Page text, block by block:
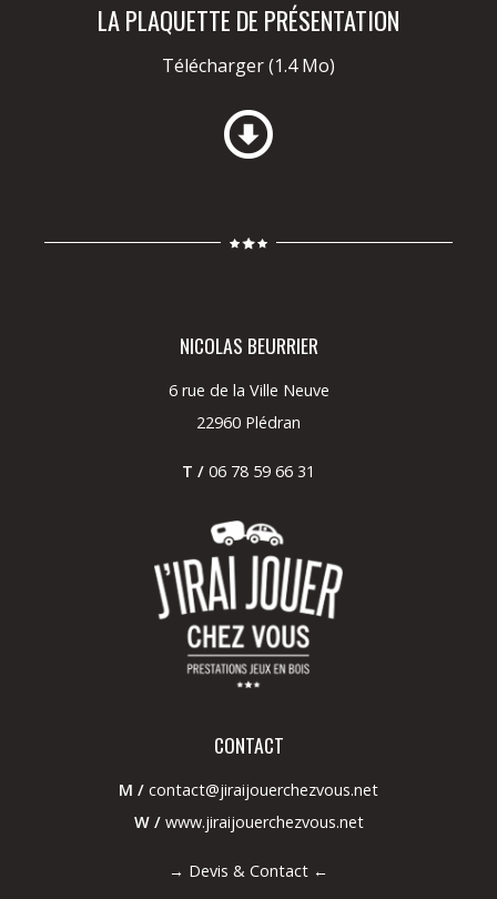
LA PLAQUETTE DE PRÉSENTATION
Télécharger(1.4 Mo)
NICOLAS BEURRIER
6 rue de la Ville Neuve
22960 Plédran
T / 06 78 59 66 31
CONTACT
M / contact@jiraijouerchezvous.net
W / www.jiraijouerchezvous.net
→ Devis & Contact ←